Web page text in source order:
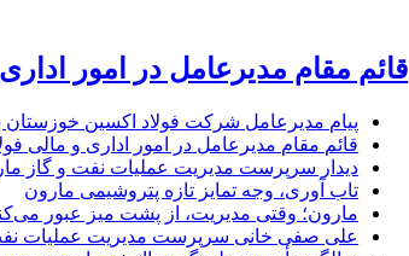
قائم مقام مدیرعامل در امور
پیام مدیرعامل شرکت فولاد اکسین خوزستان
قائم مقام مدیرعامل در امور اداری و مالی
دیدار سرپرست مدیریت عملیات نفت و گاز
تاب آوری، وجه تمایز تازه پتروشیمی مارون
مارون؛ وقتی مدیریت، از پشت میز عبور
علی صفی خانی سرپرست مدیریت عملیات